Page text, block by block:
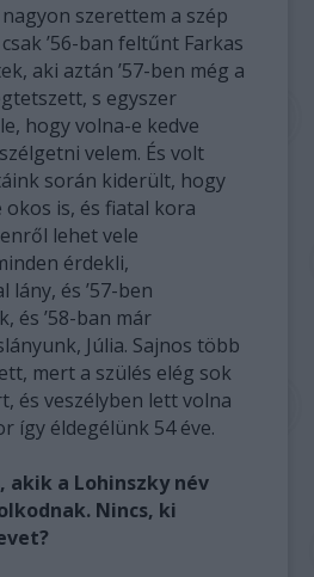
szerettem a szép
’56-ban feltűnt Farkas
aki aztán ’57-ben még a
s egyszer
hogy volna-e kedve
velem. És volt
során kiderült, hogy
okos is, és fiatal kora
lehet vele
érdekli,
és ’57-ben
és ’58-ban már
Júlia. Sajnos több
mert a szülés elég sok
és veszélyben lett volna
így éldegélünk 54 éve.
akik a Lohinszky név
Nincs, ki